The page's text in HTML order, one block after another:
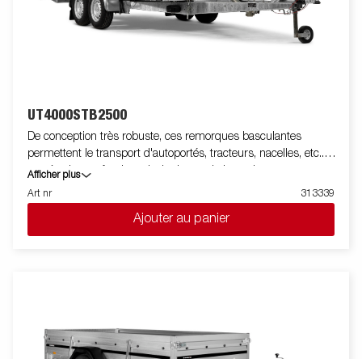
UT4000STB2500
De conception très robuste, ces remorques basculantes
permettent le transport d'autoportés, tracteurs, nacelles, etc..
auprès des professionnels. Le hayon, le basculement
hydraulique, le support de treuil et les anneaux d'arrimages font
partie de l'équipement standard. Les images ne sont données
qu'à titre indicatif et peuvent présenter des équipements
optionnels.
Afficher plus
Art nr
313339
Ajouter au panier